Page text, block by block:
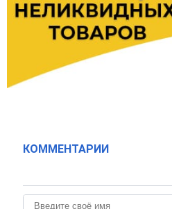
КОММЕНТАРИИ